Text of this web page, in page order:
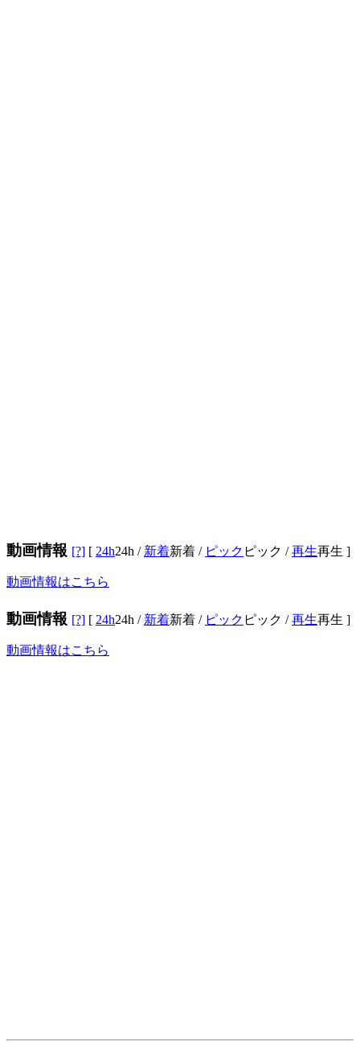
動画情報 [?] [ 24h24h / 新着新着 / ピック ピック /再生再生 ]
動画情報はこちら
動画情報 [?] [ 24h24h / 新着新着 / ピック ピック /再生再生 ]
動画情報はこちら